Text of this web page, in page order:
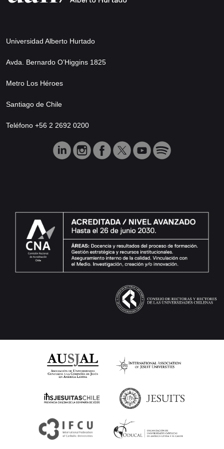
Universidad Alberto Hurtado
Avda. Bernardo O’Higgins 1825
Metro Los Héroes
Santiago de Chile
Teléfono +56 2 2692 0200